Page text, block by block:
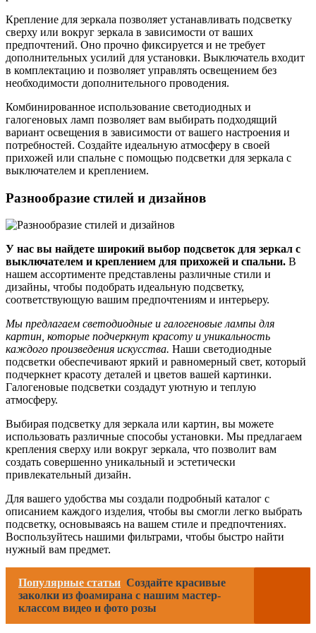
Крепление для зеркала позволяет устанавливать подсветку
сверху или вокруг зеркала в зависимости от ваших
предпочтений. Оно прочно фиксируется и не требует
дополнительных усилий для установки. Выключатель входит
в комплектацию и позволяет управлять освещением без
необходимости дополнительного проводения.
Комбинированное использование светодиодных и
галогеновых ламп позволяет вам выбирать подходящий
вариант освещения в зависимости от вашего настроения и
потребностей. Создайте идеальную атмосферу в своей
прихожей или спальне с помощью подсветки для зеркала с
выключателем и креплением.
Разнообразие стилей и дизайнов
У нас вы найдете широкий выбор подсветок для зеркал с
выключателем и креплением для прихожей и спальни. В
нашем ассортименте представлены различные стили и
дизайны, чтобы подобрать идеальную подсветку,
соответствующую вашим предпочтениям и интерьеру.
Мы предлагаем светодиодные и галогеновые лампы для
картин, которые подчеркнут красоту и уникальность
каждого произведения искусства. Наши светодиодные
подсветки обеспечивают яркий и равномерный свет, который
подчеркнет красоту деталей и цветов вашей картинки.
Галогеновые подсветки создадут уютную и теплую
атмосферу.
Выбирая подсветку для зеркала или картин, вы можете
использовать различные способы установки. Мы предлагаем
крепления сверху или вокруг зеркала, что позволит вам
создать совершенно уникальный и эстетически
привлекательный дизайн.
Для вашего удобства мы создали подробный каталог с
описанием каждого изделия, чтобы вы смогли легко выбрать
подсветку, основываясь на вашем стиле и предпочтениях.
Воспользуйтесь нашими фильтрами, чтобы быстро найти
нужный вам предмет.
Популярные статьи Создайте красивые
заколки из фоамирана с нашим мастер-
классом видео и фото розы